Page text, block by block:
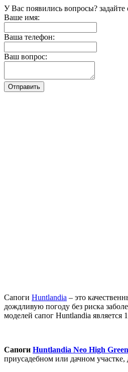
У Вас появились вопросы?
Ваше имя:
Ваша телефон:
Ваш вопрос:
Сапоги Huntlandia – это
дождливую погоду без риска
моделей сапог Huntlandia является
Сапоги Huntlandia Neo High Green
приусадебном или дачном